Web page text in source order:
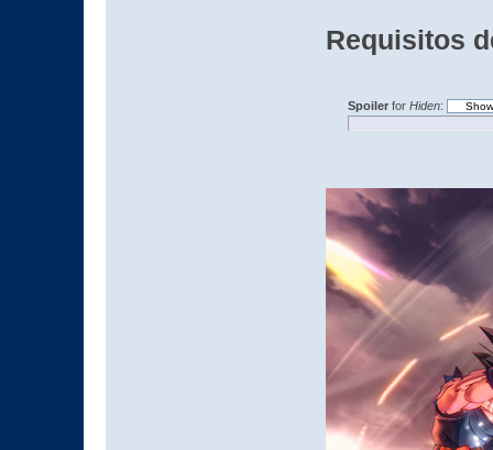
Requisitos
Spoilerfor Hiden: